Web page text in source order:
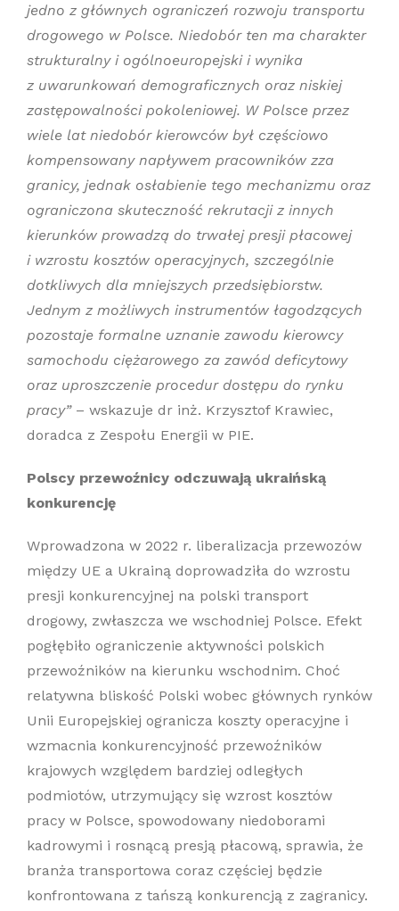
jedno z głównych ograniczeń rozwoju transportu
drogowego w Polsce. Niedobór ten ma charakter
strukturalny i ogólnoeuropejski i wynika
z uwarunkowań demograficznych oraz niskiej
zastępowalności pokoleniowej. W Polsce przez
wiele lat niedobór kierowców był częściowo
kompensowany napływem pracowników zza
granicy, jednak osłabienie tego mechanizmu oraz
ograniczona skuteczność rekrutacji z innych
kierunków prowadzą do trwałej presji płacowej
i wzrostu kosztów operacyjnych, szczególnie
dotkliwych dla mniejszych przedsiębiorstw.
Jednym z możliwych instrumentów łagodzących
pozostaje formalne uznanie zawodu kierowcy
samochodu ciężarowego za zawód deficytowy
oraz uproszczenie procedur dostępu do rynku
pracy” – wskazuje dr inż. Krzysztof Krawiec,
doradca z Zespołu Energii w PIE.
Polscy przewoźnicy odczuwają ukraińską
konkurencję
Wprowadzona w 2022 r. liberalizacja przewozów
między UE a Ukrainą doprowadziła do wzrostu
presji konkurencyjnej na polski transport
drogowy, zwłaszcza we wschodniej Polsce. Efekt
pogłębiło ograniczenie aktywności polskich
przewoźników na kierunku wschodnim. Choć
relatywna bliskość Polski wobec głównych rynków
Unii Europejskiej ogranicza koszty operacyjne i
wzmacnia konkurencyjność przewoźników
krajowych względem bardziej odległych
podmiotów, utrzymujący się wzrost kosztów
pracy w Polsce, spowodowany niedoborami
kadrowymi i rosnącą presją płacową, sprawia, że
branża transportowa coraz częściej będzie
konfrontowana z tańszą konkurencją z zagranicy.